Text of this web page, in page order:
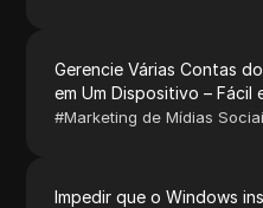
Gerencie Várias Contas
em Um Dispositivo – Fácil
#Marketing de Mídias
Impedir que o Windows